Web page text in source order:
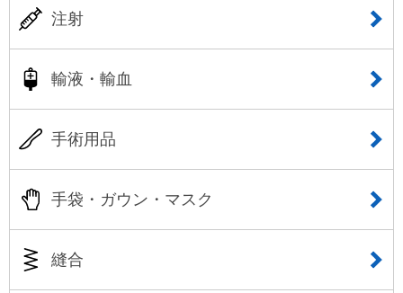
注射
輸液・輸血
手術用品
手袋・ガウン・マスク
縫合